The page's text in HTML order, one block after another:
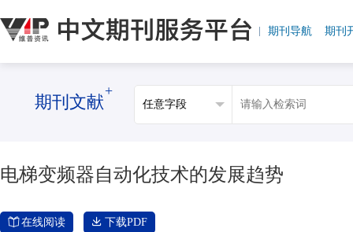
期刊导航 期刊
期刊文献
+
电梯变频器自动化技术的发展趋势
在线阅读 下载PDF